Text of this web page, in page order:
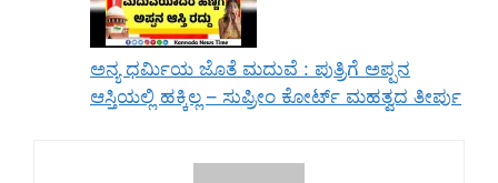
ಅನ್ಯ ಧರ್ಮಿಯ ಜೊತೆ ಮದುವೆ : ಪುತ್ರಿಗೆ ಅಪ್ಪನ
ಆಸ್ತಿಯಲ್ಲಿ ಹಕ್ಕಿಲ್ಲ – ಸುಪ್ರೀಂ ಕೋರ್ಟ್ ಮಹತ್ವದ ತೀರ್ಪು